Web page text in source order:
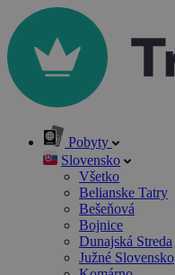
Pobyty
Slovensko
Všetko
Belianske Tatry
Bešeňová
Bojnice
Dunajská Streda
Južné Slovensko